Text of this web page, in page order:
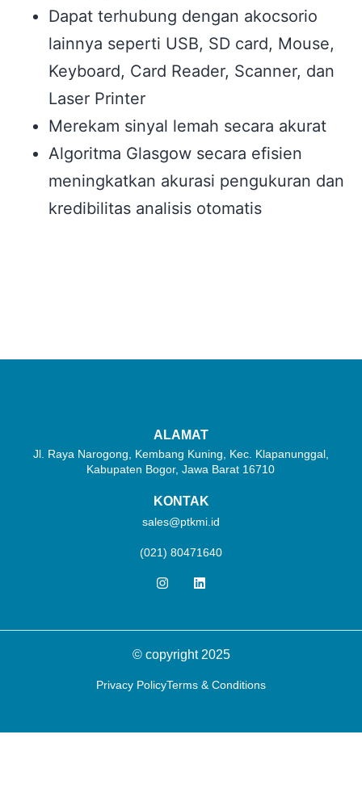
Dapat terhubung dengan akocsorio
lainnya seperti USB, SD card, Mouse,
Keyboard, Card Reader, Scanner, dan
Laser Printer
Merekam sinyal lemah secara akurat
Algoritma Glasgow secara efisien
meningkatkan akurasi pengukuran dan
kredibilitas analisis otomatis
ALAMAT
Jl. Raya Narogong, Kembang Kuning, Kec. Klapanunggal,
Kabupaten Bogor, Jawa Barat 16710
KONTAK
sales@ptkmi.id
(021) 80471640
© copyright 2025
Privacy PolicyTerms & Conditions